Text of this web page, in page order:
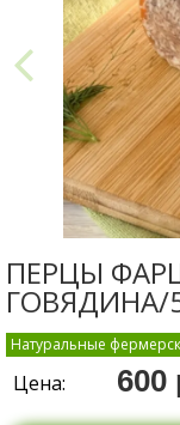
ПЕРЦЫ
ГОВЯДИНА/
Натуральные
Цена: 600